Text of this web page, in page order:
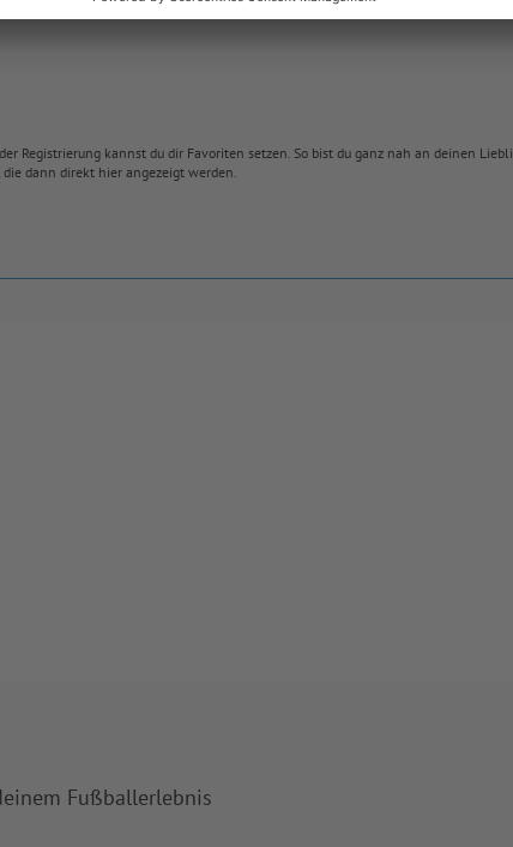
Registrierung kannst du dir Favoriten setzen. So bist du ganz nah an deinen
die dann direkt hier angezeigt werden.
Fußballerlebnis